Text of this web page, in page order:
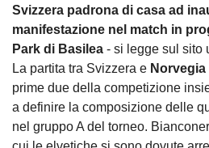
Svizzera padrona di casa ad
manifestazione nel match in
Park di Basilea - si legge sul sito
La partita tra Svizzera e Norvegia
prime due della competizione
a definire la composizione delle
nel gruppo A del torneo.